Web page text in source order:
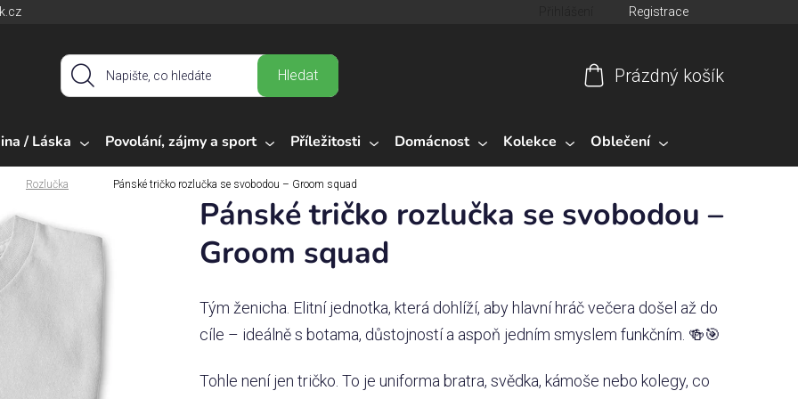
Registrace
Hledat
košík
Prázdný košík
/ Láska Povolání, zájmy a sport Příležitosti Domácnost Kolekce Oblečení
Rozlučka Pánské tričko rozlučka se svobodou – Groom squad
Pánské tričko rozlučka se svobodou –
Groom squad
Tým ženicha. Elitní jednotka, která dohlíží, aby hlavní hráč večera došel až do
cíle – ideálně s botama, důstojností a aspoň jedním smyslem funkčním. 🍻🎯
Tohle není jen tričko. To je uniforma bratra, svědka, kámoše nebo kolegy, co